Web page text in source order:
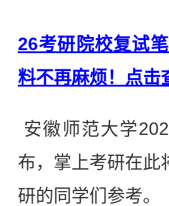
26考研院校复试
料不再麻烦！点击
安徽师范大学
布，掌上考研在此
研的同学们参考。